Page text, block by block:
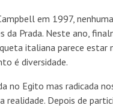
em 1997,
da Prada. Neste ano,
italiana parece estar
é diversidade.
no Egito mas radicada
realidade. Depois de